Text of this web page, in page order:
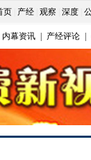
页| 产经| 观察 深度|
内幕资讯 产经评论